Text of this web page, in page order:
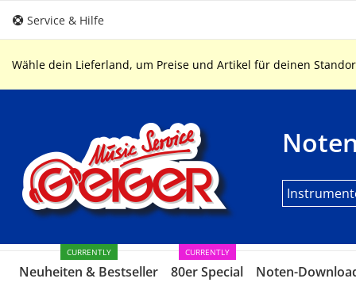
Service & Hilfe
Wähle dein Lieferland, um Preise und Artikel für deinen
Neuheiten & Bestseller
CURRENTLY
80er Special
CURRENTLY
Noten-